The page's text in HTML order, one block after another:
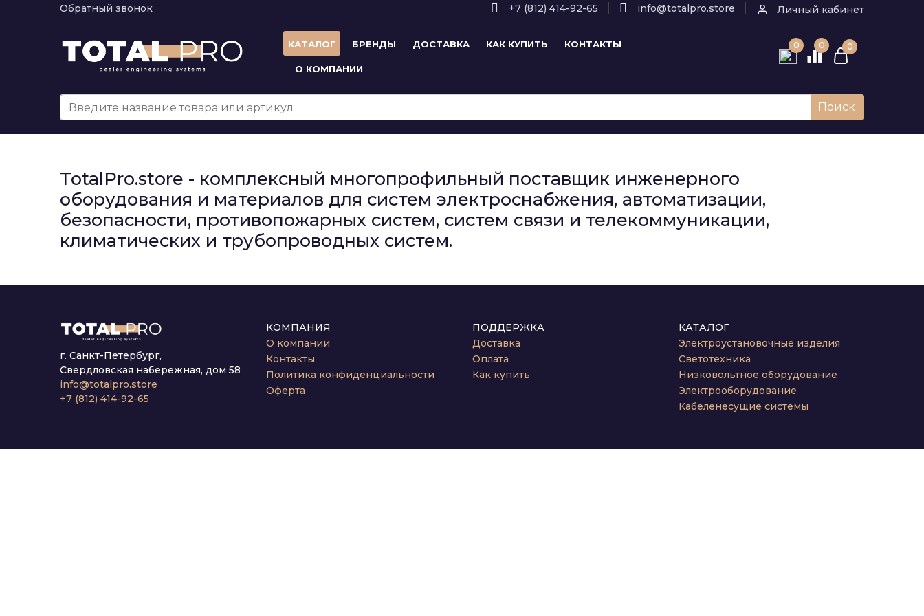
Обратный звонок +7 (812) 414-92-65 info@totalpro.store Личный кабинет
КАТАЛОГ БРЕНДЫ ДОСТАВКА КАК КУПИТЬ КОНТАКТЫ
О КОМПАНИИ
0 0 0
Поиск
TotalPro.store - комплексный многопрофильный поставщик инженерного
оборудования и материалов для систем электроснабжения, автоматизации,
безопасности, противопожарных систем, систем связи и телекоммуникации,
климатических и трубопроводных систем.
г. Санкт-Петербург,
Свердловская набережная, дом 58
info@totalpro.store
+7 (812) 414-92-65
КОМПАНИЯ
О компании
Контакты
Политика конфиденциальности
Оферта
ПОДДЕРЖКА
Доставка
Оплата
Как купить
КАТАЛОГ
Электроустановочные изделия
Светотехника
Низковольтное оборудование
Электрооборудование
Кабеленесущие системы